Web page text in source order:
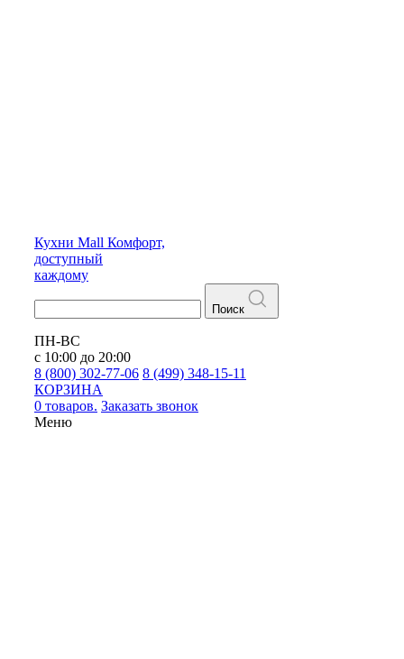
Кухни Mall Комфорт,
доступный
каждому
Поиск
ПН-ВС
с 10:00 до 20:00
8 (800) 302-77-06 8 (499) 348-15-11
КОРЗИНА
0 товаров. Заказать звонок
Меню